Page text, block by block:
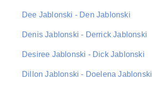
Dee Jablonski - Den Jablonski
Denis Jablonski - Derrick Jablonski
Desiree Jablonski - Dick Jablonski
Dillon Jablonski - Doelena Jablonski